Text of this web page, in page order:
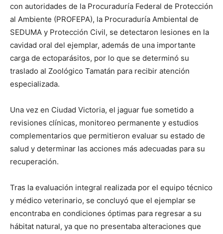
con autoridades de la Procuraduría Federal de Protección
al Ambiente (PROFEPA), la Procuraduría Ambiental de
SEDUMA y Protección Civil, se detectaron lesiones en la
cavidad oral del ejemplar, además de una importante
carga de ectoparásitos, por lo que se determinó su
traslado al Zoológico Tamatán para recibir atención
especializada.
Una vez en Ciudad Victoria, el jaguar fue sometido a
revisiones clínicas, monitoreo permanente y estudios
complementarios que permitieron evaluar su estado de
salud y determinar las acciones más adecuadas para su
recuperación.
Tras la evaluación integral realizada por el equipo técnico
y médico veterinario, se concluyó que el ejemplar se
encontraba en condiciones óptimas para regresar a su
hábitat natural, ya que no presentaba alteraciones que